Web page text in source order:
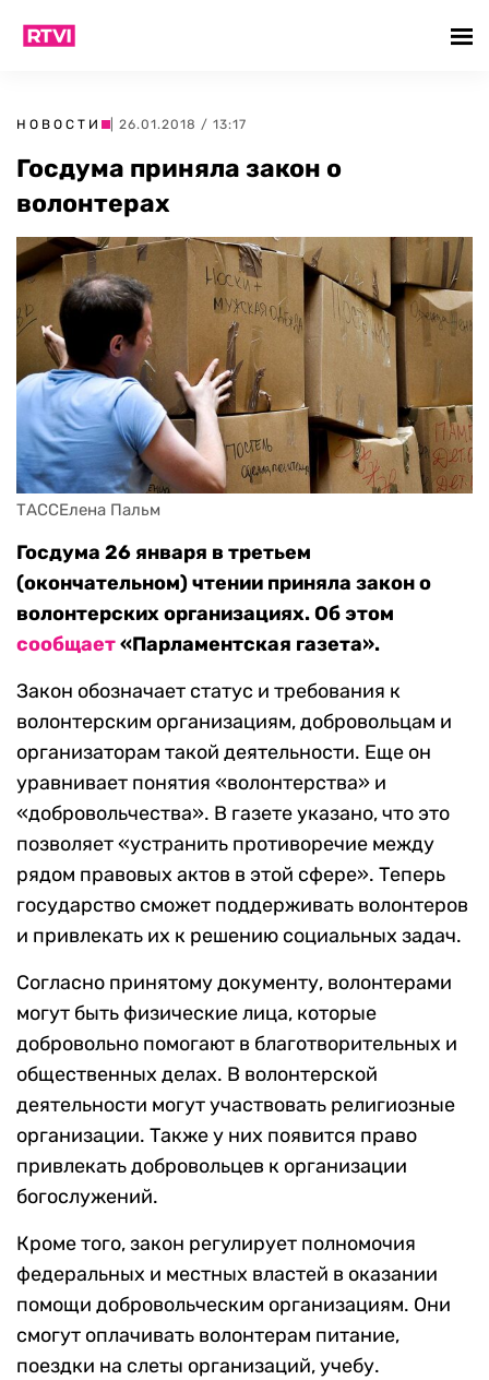
НОВОСТИ | 26.01.2018 / 13:17
Госдума приняла закон о
волонтерах
ТАССЕлена Пальм
Госдума 26 января в третьем
(окончательном) чтении приняла закон о
волонтерских организациях. Об этом
сообщает«Парламентская газета».
Закон обозначает статус и требования к
волонтерским организациям, добровольцам и
организаторам такой деятельности. Еще он
уравнивает понятия «волонтерства» и
«добровольчества». В газете указано, что это
позволяет «устранить противоречие между
рядом правовых актов в этой сфере». Теперь
государство сможет поддерживать волонтеров
и привлекать их к решению социальных задач.
Согласно принятому документу, волонтерами
могут быть физические лица, которые
добровольно помогают в благотворительных и
общественных делах. В волонтерской
деятельности могут участвовать религиозные
организации. Также у них появится право
привлекать добровольцев к организации
богослужений.
Кроме того, закон регулирует полномочия
федеральных и местных властей в оказании
помощи добровольческим организациям. Они
смогут оплачивать волонтерам питание,
поездки на слеты организаций, учебу.